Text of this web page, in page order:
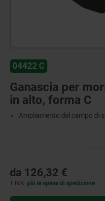
04422 C
Ganascia per
in alto, forma C
Ampliamento del campo di
da 126,32 €
+ IVA più le spese di spedizione